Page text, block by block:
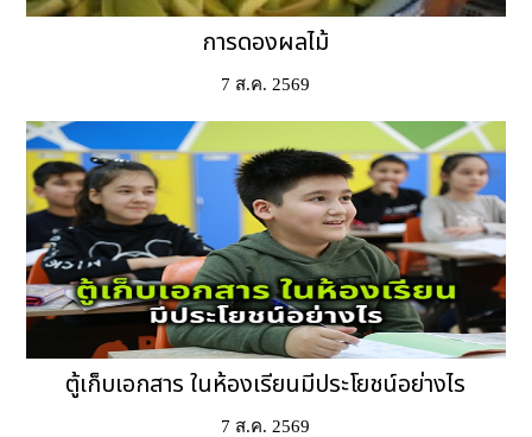
การดองผลไม้
7 ส.ค. 2569
ตู้เก็บเอกสาร ในห้องเรียนมีประโยชน์อย่างไร
7 ส.ค. 2569